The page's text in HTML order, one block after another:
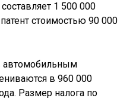
1 500 000
стоимостью 90 000
автомобильным
в 960 000
Размер налога по